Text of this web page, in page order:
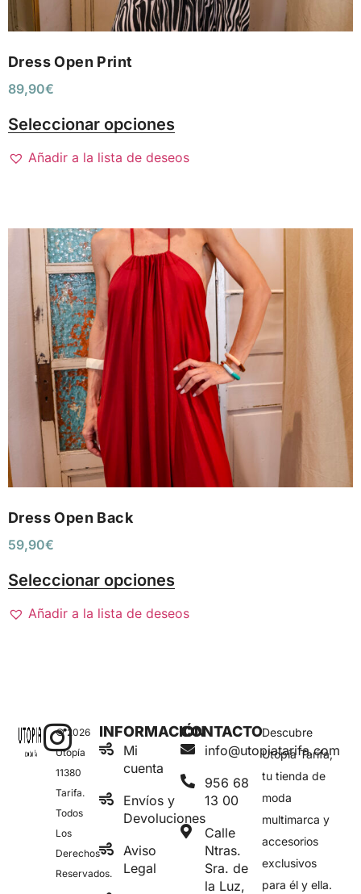
Dress Open Print
89,90€
Seleccionar opciones
Añadir a la lista de deseos
Dress Open Back
59,90€
Seleccionar opciones
Añadir a la lista de deseos
© 2026
Utopía
11380
Tarifa.
Todos
Los
Derechos
Reservados.
Descubre
Utopía Tarifa,
tu tienda de
moda
multimarca y
accesorios
exclusivos
para él y ella.
CONTACTO
info@utopiatarifa.com
956 68
13 00
Calle
Ntras.
Sra. de
la Luz,
INFORMACIÓN
Mi
cuenta
Envíos y
Devoluciones
Aviso
Legal